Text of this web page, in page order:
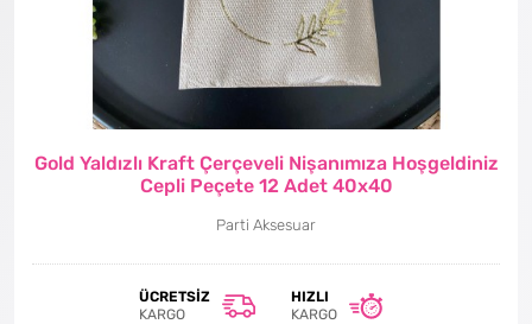
Gold Yaldızlı Kraft Çerçeveli Nişanımıza Hoşgeldiniz
Cepli Peçete 12 Adet 40x40
Parti Aksesuar
ÜCRETSIZ
KARGO
HIZLI
KARGO